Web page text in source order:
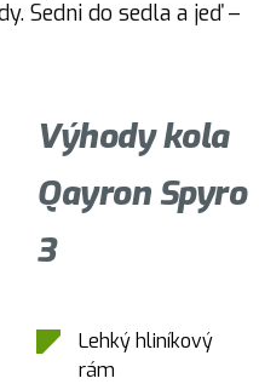
Sedni do sedla a jeď –
Výhody kola
Qayron Spyro
3
Lehký hliníkový
rám